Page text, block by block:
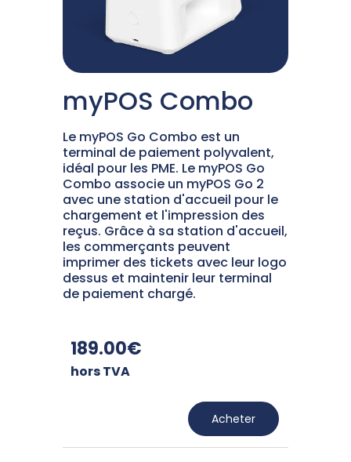
myPOS Combo
Le myPOS Go Combo est un
terminal de paiement polyvalent,
idéal pour les PME. Le myPOS Go
Combo associe un myPOS Go 2
avec une station d'accueil pour le
chargement et l'impression des
reçus. Grâce à sa station d'accueil,
les commerçants peuvent
imprimer des tickets avec leur logo
dessus et maintenir leur terminal
de paiement chargé.
189.00€
hors TVA
Acheter